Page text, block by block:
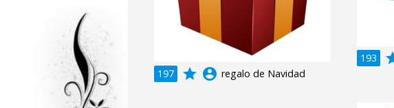
197 grade account_circle regalo de Navidad
193